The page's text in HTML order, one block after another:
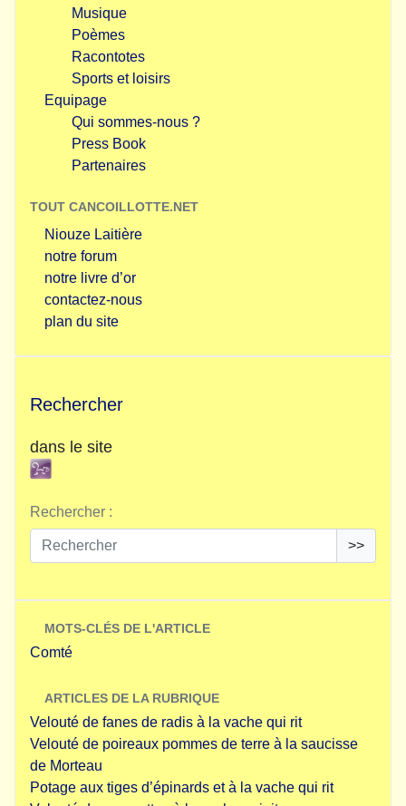
Musique
Poèmes
Racontotes
Sports et loisirs
Equipage
Qui sommes-nous ?
Press Book
Partenaires
TOUT CANCOILLOTTE.NET
Niouze Laitière
notre forum
notre livre d’or
contactez-nous
plan du site
Rechercher
dans le site
Rechercher :
>>
MOTS-CLÉS DE L'ARTICLE
Comté
ARTICLES DE LA RUBRIQUE
Velouté de fanes de radis à la vache qui rit
Velouté de poireaux pommes de terre à la saucisse
de Morteau
Potage aux tiges d’épinards et à la vache qui rit